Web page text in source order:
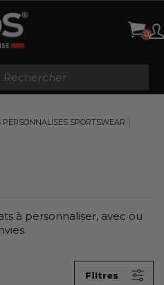
PERSONNALISES SPORTSWEAR
CLUB
à personnaliser, avec ou
Filtres